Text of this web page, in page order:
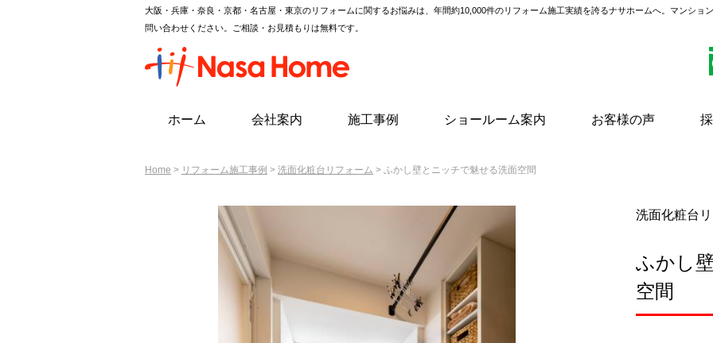
大阪・兵庫・奈良・京都・名古屋・東京のリフォームに関するお悩みは、年間約10,000件のリフォーム施工実績を誇るナサホームへ。マンショ
問い合わせください。ご相談・お見積もりは無料です。
ホーム 会社案内 施工事例 ショールーム案内 お客様の声
Home > リフォーム施工事例 > 洗面化粧台リフォーム > ふかし壁とニッチで魅せる洗面空間
洗面化粧台
ふかし
空間